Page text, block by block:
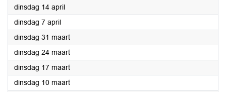
dinsdag 14 april2026
dinsdag 7 april2026
dinsdag 31 maart2026
dinsdag 24 maart2026
dinsdag 17 maart2026
dinsdag 10 maart2026